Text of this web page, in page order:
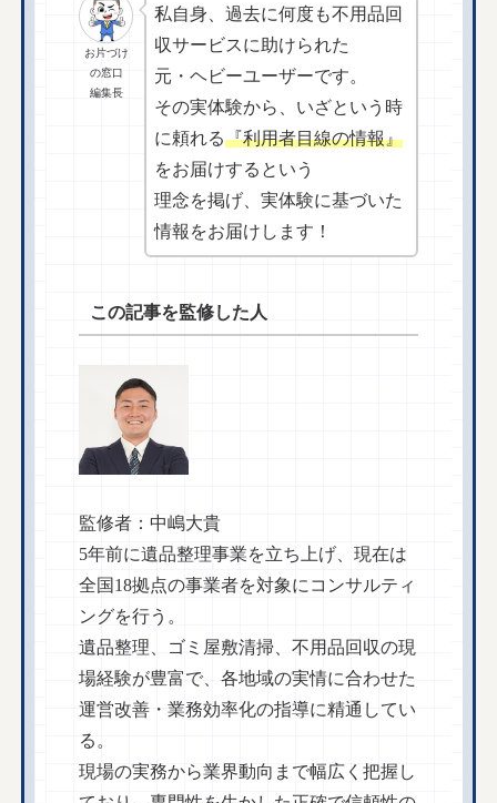
お片づけ
の窓口
編集長
私自身、過去に何度も不用品回
収サービスに助けられた
元・ヘビーユーザーです。
その実体験から、いざという時
に頼れる『利用者目線の情報』
をお届けするという
理念を掲げ、実体験に基づいた
情報をお届けします！
この記事を監修した人
監修者：中嶋大貴
5年前に遺品整理事業を立ち上げ、現在は
全国18拠点の事業者を対象にコンサルティ
ングを行う。
遺品整理、ゴミ屋敷清掃、不用品回収の現
場経験が豊富で、各地域の実情に合わせた
運営改善・業務効率化の指導に精通してい
る。
現場の実務から業界動向まで幅広く把握し